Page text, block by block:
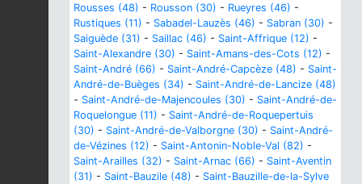
Rousses (48) - Rousson (30) - Rueyres (46) -
Rustiques (11) - Sabadel-Lauzès (46) - Sabran (30) -
Saiguède (31) - Saillac (46) - Saint-Affrique (12) -
Saint-Alexandre (30) - Saint-Amans-des-Cots (12) -
Saint-André (66) - Saint-André-Capcèze (48) - Saint-
André-de-Buèges (34) - Saint-André-de-Lancize (48)
- Saint-André-de-Majencoules (30) - Saint-André-de-
Roquelongue (11) - Saint-André-de-Roquepertuis
(30) - Saint-André-de-Valborgne (30) - Saint-André-
de-Vézines (12) - Saint-Antonin-Noble-Val (82) -
Saint-Arailles (32) - Saint-Arnac (66) - Saint-Aventin
(31) - Saint-Bauzile (48) - Saint-Bauzille-de-la-Sylve